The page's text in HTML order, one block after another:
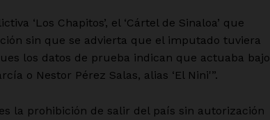
‘Los Chapitos’, el ‘Cártel de Sinaloa’ que
sin que se advierta que el imputado tuviera
los datos de prueba indican que actuaba bajo
o Nestor Pérez Salas, alias ‘El Nini'”.
la prohibición de salir del país sin autorización